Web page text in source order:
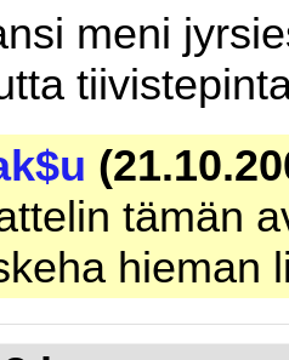
meni
tämän
hieman